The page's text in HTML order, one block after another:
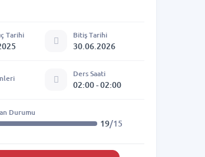
Tarihi Bitiş Tarihi
30.06.2026
Ders Saati
02:00 - 02:00
Durumu
19/15